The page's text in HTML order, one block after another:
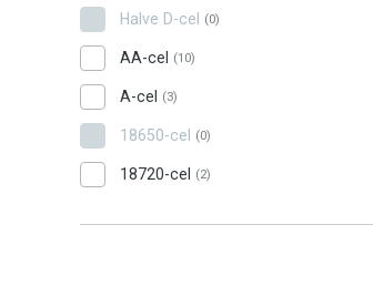
Halve D-cel (0)
AA-cel (10)
A-cel (3)
18650-cel (0)
18720-cel (2)